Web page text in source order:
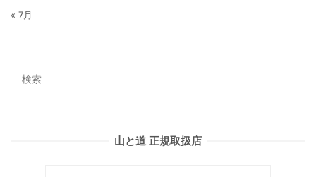
« 7月
山と道 正規取扱店